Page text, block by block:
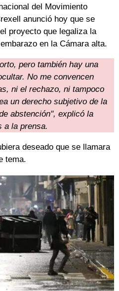
del Movimiento
anunció hoy que se
proyecto que legaliza la
en la Cámara alta.
pero también hay una
No me convencen
ni el rechazo, ni tampoco
un derecho subjetivo de la
abstención", explicó la
a la prensa.
deseado que se llamara
tema.